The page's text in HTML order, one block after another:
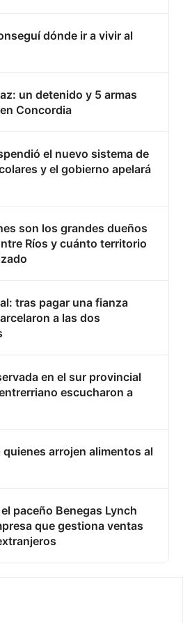
dónde ir a vivir al
un detenido y 5 armas
Concordia
el nuevo sistema de
y el gobierno apelará
son los grandes dueños
Ríos y cuánto territorio
tras pagar una fianza
a las dos
en el sur provincial
escucharon a
quienes arrojen alimentos al
paceño Benegas Lynch
que gestiona ventas